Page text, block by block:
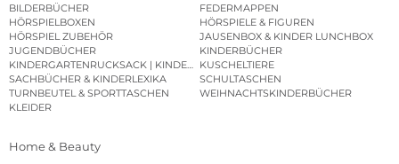
BILDERBÜCHER
FEDERMAPPEN
HÖRSPIELBOXEN
HÖRSPIELE & FIGUREN
HÖRSPIEL ZUBEHÖR
JAUSENBOX & KINDER LUNCHBOX
JUGENDBÜCHER
KINDERBÜCHER
KINDERGARTENRUCKSACK | KINDERGARTENBEUTEL
KUSCHELTIERE
SACHBÜCHER & KINDERLEXIKA
SCHULTASCHEN
TURNBEUTEL & SPORTTASCHEN
WEIHNACHTSKINDERBÜCHER
KLEIDER
Home & Beauty